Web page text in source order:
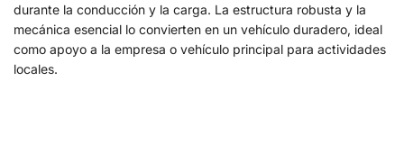
durante la conducción y la carga. La estructura robusta y la
mecánica esencial lo convierten en un vehículo duradero, ideal
como apoyo a la empresa o vehículo principal para actividades
locales.